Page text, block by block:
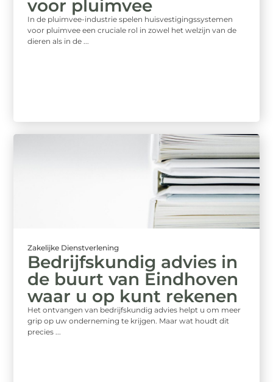
voor pluimvee
In de pluimvee-industrie spelen huisvestigingssystemen
voor pluimvee een cruciale rol in zowel het welzijn van de
dieren als in de ...
Zakelijke Dienstverlening
Bedrijfskundig advies in
de buurt van Eindhoven
waar u op kunt rekenen
Het ontvangen van bedrijfskundig advies helpt u om meer
grip op uw onderneming te krijgen. Maar wat houdt dit
precies ...